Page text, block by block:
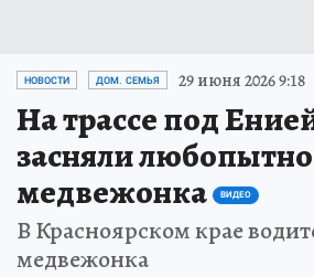
НОВОСТИ ДОМ. СЕМЬЯ 29 июня 2026 9:18
На трассе под
засняли
медвежонка
ВИДЕО
В Красноярском крае
медвежонка